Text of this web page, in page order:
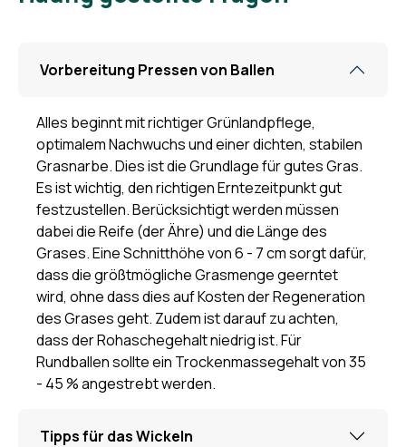
Vorbereitung Pressen von Ballen
Alles beginnt mit richtiger Grünlandpflege,
optimalem Nachwuchs und einer dichten, stabilen
Grasnarbe. Dies ist die Grundlage für gutes Gras.
Es ist wichtig, den richtigen Erntezeitpunkt gut
festzustellen. Berücksichtigt werden müssen
dabei die Reife (der Ähre) und die Länge des
Grases. Eine Schnitthöhe von 6 - 7 cm sorgt dafür,
dass die größtmögliche Grasmenge geerntet
wird, ohne dass dies auf Kosten der Regeneration
des Grases geht. Zudem ist darauf zu achten,
dass der Rohaschegehalt niedrig ist. Für
Rundballen sollte ein Trockenmassegehalt von 35
- 45 % angestrebt werden.
Tipps für das Wickeln